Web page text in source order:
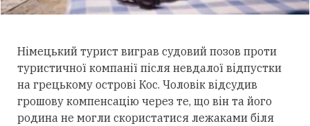
Німецький турист виграв судовий позов проти
туристичної компанії після невдалої відпустки
на грецькому острові Кос. Чоловік відсудив
грошову компенсацію через те, що він та його
родина не могли скористатися лежаками біля